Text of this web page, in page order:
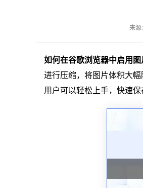
来源
如何在谷歌浏览器中启用图
进行压缩，将图片体积大
用户可以轻松上手，快速